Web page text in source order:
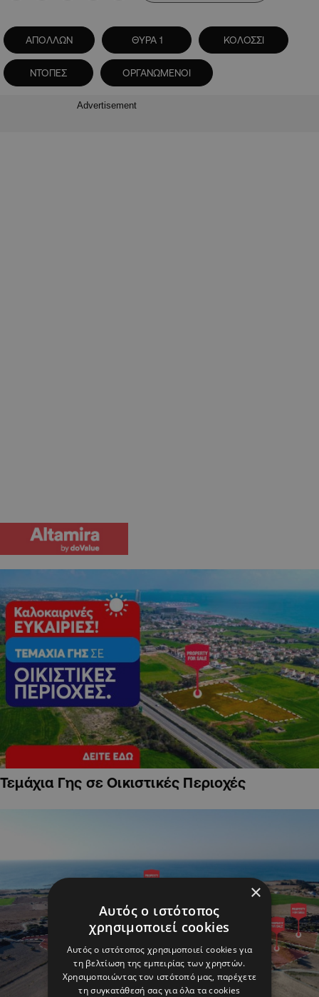
ΑΠΟΛΛΩΝ ΘΥΡΑ 1 ΚΟΛΟΣΣΙ
ΝΤΟΠΕΣ ΟΡΓΑΝΩΜΕΝΟΙ
Advertisement
Τεμάχια Γης σε Οικιστικές Περιοχές
×
Αυτός ο ιστότοπος
χρησιμοποιεί cookies
Αυτός ο ιστότοπος χρησιμοποιεί cookies για
τη βελτίωση της εμπειρίας των χρηστών.
Χρησιμοποιώντας τον ιστότοπό μας, παρέχετε
τη συγκατάθεσή σας για όλα τα cookies